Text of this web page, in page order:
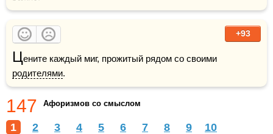
+93
Ц
родителями.
147 Афоризмов со смыслом
1 2 3 4 5 6 7 8 9 10